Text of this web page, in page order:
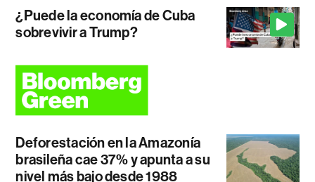
¿Puede la economía de Cuba
sobrevivir a Trump?
Deforestación en la Amazonía
brasileña cae 37% y apunta a su
nivel más bajo desde 1988